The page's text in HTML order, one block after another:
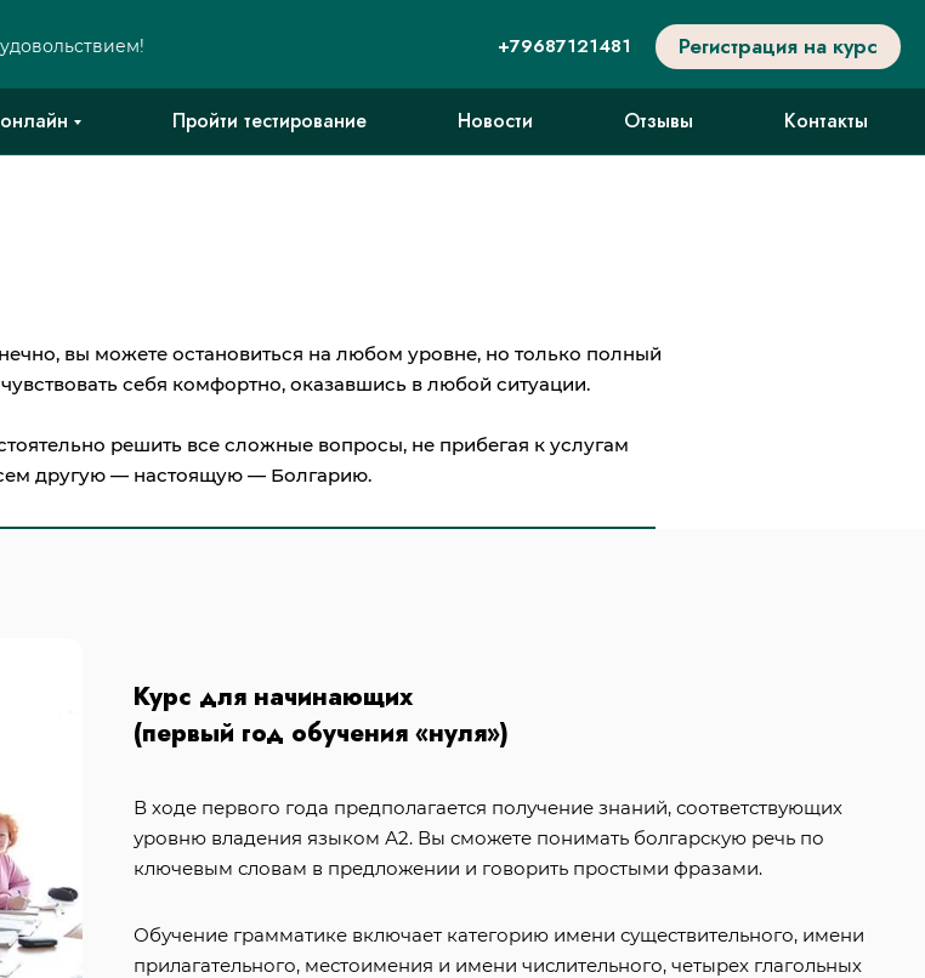
+79687121481 Регистрация на курс
Пройти тестирование Новости Отзывы Контакты
вы можете остановиться на любом уровне, но только полный
себя комфортно, оказавшись в любой ситуации.
решить все сложные вопросы, не прибегая к услугам
другую — настоящую — Болгарию.
Курс для начинающих
(первый год обучения «нуля»)
В ходе первого года предполагается получение знаний, соответствующих
уровню владения языком А2. Вы сможете понимать болгарскую речь по
ключевым словам в предложении и говорить простыми фразами.
Обучение грамматике включает категорию имени существительного, имени
прилагательного, местоимения и имени числительного, четырех глагольных